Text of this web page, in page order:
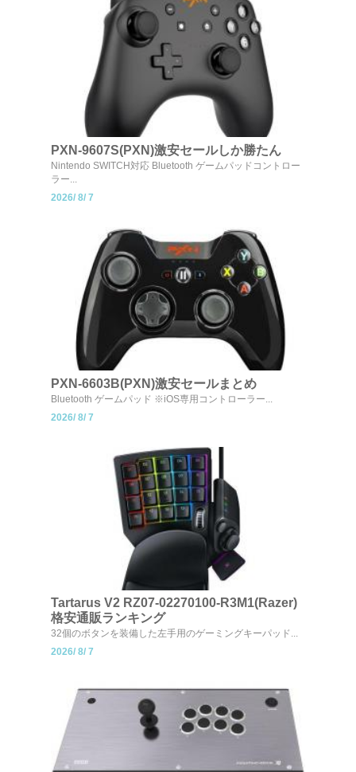
PXN-9607S(PXN)激安セールしか勝たん
Nintendo SWITCH対応 Bluetooth ゲームパッドコントロー
ラー...
2026/ 8/ 7
PXN-6603B(PXN)激安セールまとめ
Bluetooth ゲームパッド ※iOS専用コントローラー...
2026/ 8/ 7
Tartarus V2 RZ07-02270100-R3M1(Razer)
格安通販ランキング
32個のボタンを装備した左手用のゲーミングキーパッド...
2026/ 8/ 7